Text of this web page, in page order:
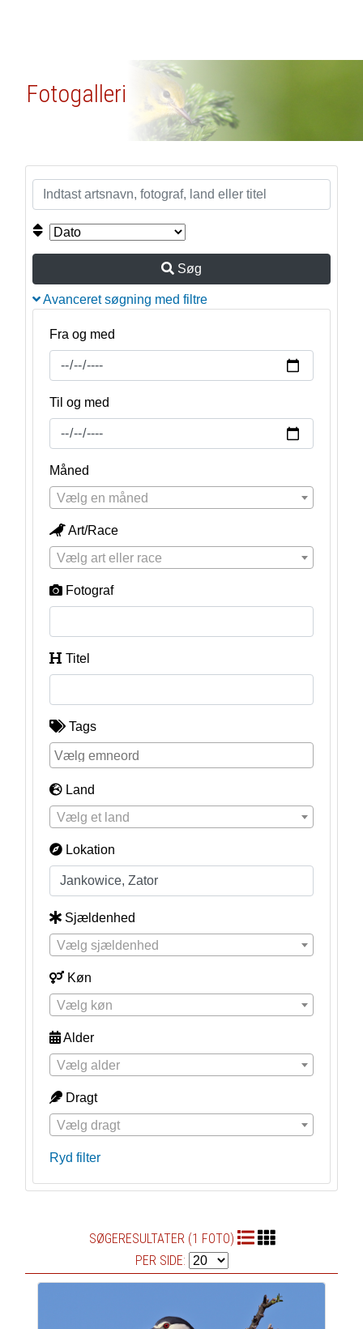
Fotogalleri
Søg
Avanceret søgning med filtre
Fra og med
Til og med
Måned
Vælg en måned
Art/Race
Vælg art eller race
Fotograf
Titel
Tags
Land
Vælg et land
Lokation
Sjældenhed
Vælg sjældenhed
Køn
Vælg køn
Alder
Vælg alder
Dragt
Vælg dragt
Ryd filter
SØGERESULTATER (1 FOTO)
PER SIDE: